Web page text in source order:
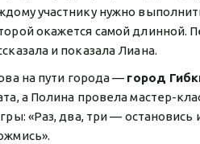
участнику нужно
окажется самой длинной.
и показала Лиана.
на пути города — город
а Полина провела мастер-
«Раз, два, три —